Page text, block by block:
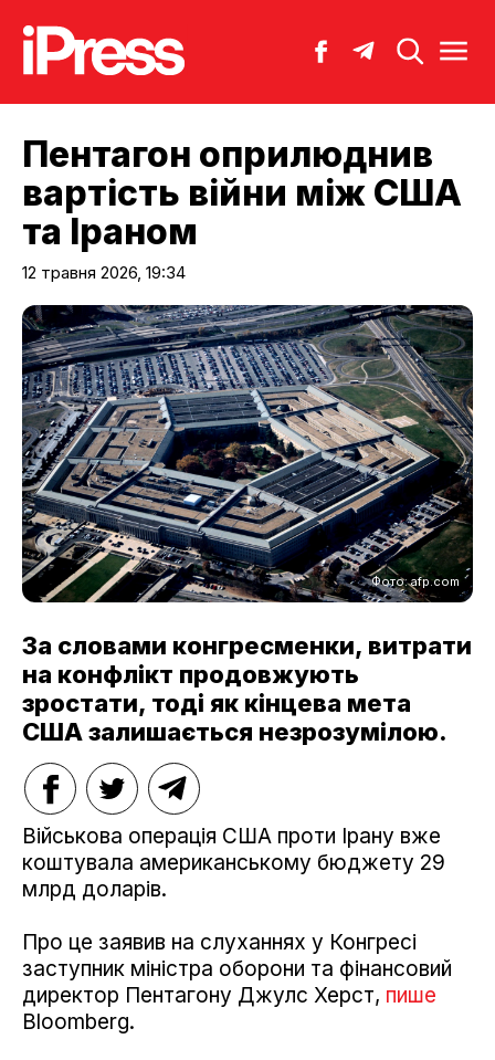
Пентагон оприлюднив
вартість війни між США
та Іраном
12 травня 2026, 19:34
Фото: afp.com
За словами конгресменки, витрати
на конфлікт продовжують
зростати, тоді як кінцева мета
США залишається незрозумілою.
Військова операція США проти Ірану вже
коштувала американському бюджету 29
млрд доларів.
Про це заявив на слуханнях у Конгресі
заступник міністра оборони та фінансовий
директор Пентагону Джулс Херст, пише
Bloomberg.